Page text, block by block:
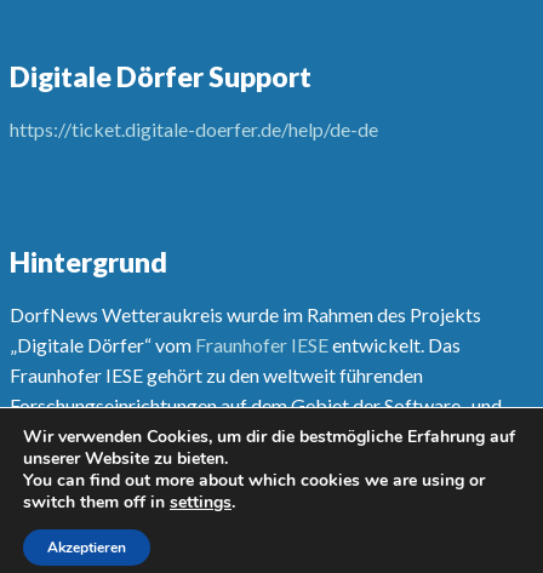
Digitale Dörfer Support
https://ticket.digitale-doerfer.de/help/de-de
Hintergrund
DorfNews Wetteraukreis wurde im Rahmen des Projekts
„Digitale Dörfer“ vom Fraunhofer IESEentwickelt. Das
Fraunhofer IESE gehört zu den weltweit führenden
Forschungseinrichtungen auf dem Gebiet der Software- und
Systementwicklungsmethoden.
Mehr unterwww.digitale-doerfer.de
Wir verwenden Cookies, um dir die bestmögliche Erfahrung auf
unserer Website zu bieten.
You can find out more about which cookies we are using or
switch them off in settings.
Akzeptieren